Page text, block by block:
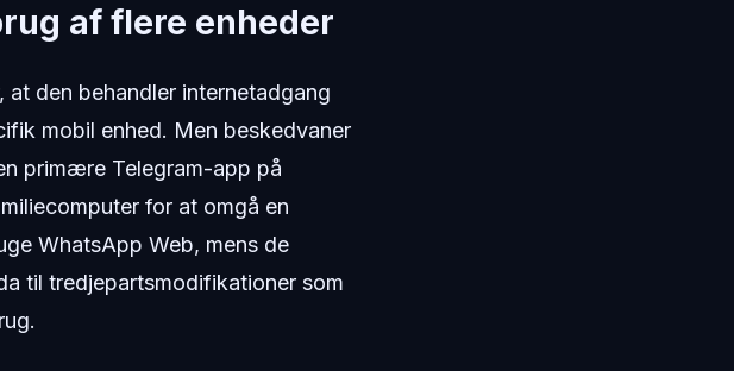
af flere enheder
den behandler internetadgang
mobil enhed. Men beskedvaner
primære Telegram-app på
for at omgå en
WhatsApp Web, mens de
til tredjepartsmodifikationer som